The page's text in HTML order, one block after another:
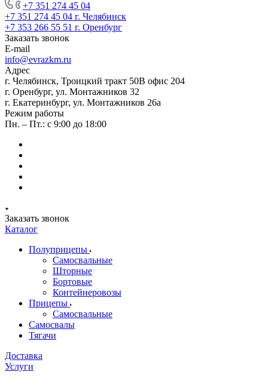
+7 351 274 45 04
+7 351 274 45 04 г. Челябинск
+7 353 266 55 51 г. Оренбург
Заказать звонок
E-mail
info@evrazkm.ru
Адрес
г. Челябинск, Троицкий тракт 50В офис 204
г. Оренбург, ул. Монтажников 32
г. Екатеринбург, ул. Монтажников 26а
Режим работы
Пн. – Пт.: с 9:00 до 18:00
Заказать звонок
Каталог
Полуприцепы
Самосвальные
Шторные
Бортовые
Контейнеровозы
Прицепы
Самосвальные
Самосвалы
Тягачи
Доставка
Услуги